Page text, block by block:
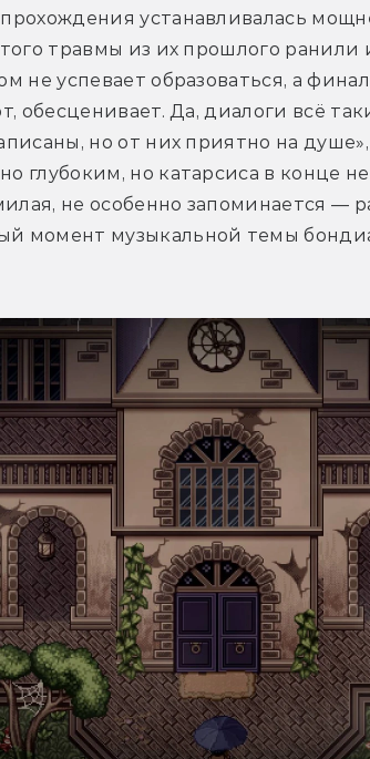
устанавливалась
травмы из их прошлого ранили
не успевает образоваться, а
обесценивает. Да, диалоги всё
но от них приятно на
глубоким, но катарсиса в конце
не особенно запоминается —
момент музыкальной темы